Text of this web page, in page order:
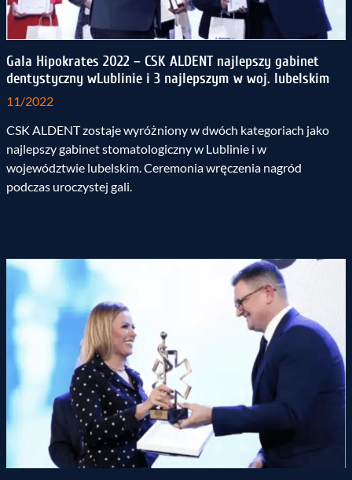
Gala Hipokrates 2022 – CSK ALDENT najlepszy gabinet
dentystyczny wLublinie i 3 najlepszym w woj. lubelskim
11/2022
CSK ALDENT zostaje wyróżniony w dwóch kategoriach jako
najlepszy gabinet stomatologiczny w Lublinie i w
województwie lubelskim. Ceremonia wręczenia nagród
podczas uroczystej gali.